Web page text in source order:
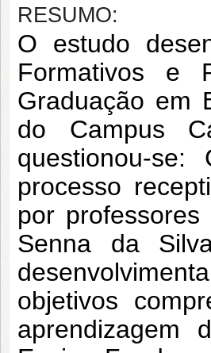
RESUMO:
O estudo
Formativos e
Graduação em
do Campus
questionou-
processo
por
Senna da
objetivos
aprendizagem